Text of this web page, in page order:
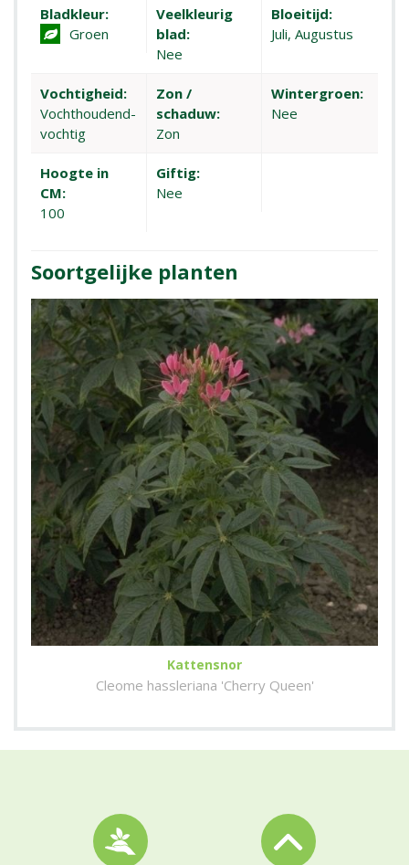
Bladkleur:
Groen
Veelkleurig
blad:
Nee
Bloeitijd:
Juli, Augustus
Vochtigheid:
Vochthoudend-
vochtig
Zon /
schaduw:
Zon
Wintergroen:
Nee
Hoogte in
CM:
100
Giftig:
Nee
Soortgelijke planten
Kattensnor
Cleome hassleriana 'Cherry Queen'